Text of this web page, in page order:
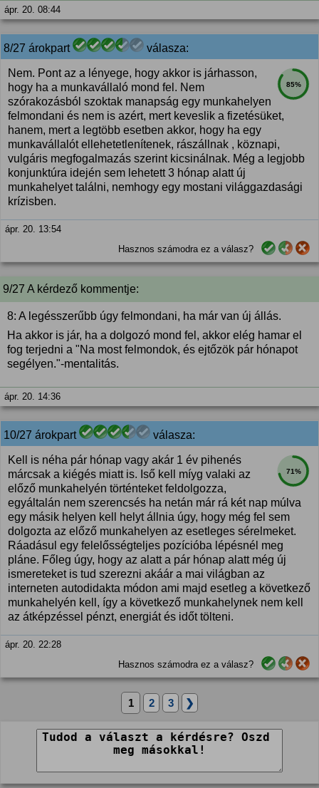
ápr. 20. 08:44
8/27 árokpart válasza:
85%
Nem. Pont az a lényege, hogy akkor is járhasson,
hogy ha a munkavállaló mond fel. Nem
szórakozásból szoktak manapság egy munkahelyen
felmondani és nem is azért, mert keveslik a fizetésüket,
hanem, mert a legtöbb esetben akkor, hogy ha egy
munkavállalót ellehetetlenítenek, rászállnak , köznapi,
vulgáris megfogalmazás szerint kicsinálnak. Még a legjobb
konjunktúra idején sem lehetett 3 hónap alatt új
munkahelyet találni, nemhogy egy mostani világgazdasági
krízisben.
ápr. 20. 13:54
Hasznos számodra ez a válasz?
9/27 A kérdező kommentje:
8: A legésszerűbb úgy felmondani, ha már van új állás.
Ha akkor is jár, ha a dolgozó mond fel, akkor elég hamar el
fog terjedni a "Na most felmondok, és ejtőzök pár hónapot
segélyen."-mentalitás.
ápr. 20. 14:36
10/27 árokpart válasza:
71%
Kell is néha pár hónap vagy akár 1 év pihenés
márcsak a kiégés miatt is. Iső kell míyg valaki az
előző munkahelyén történteket feldolgozza,
egyáltalán nem szerencsés ha netán már rá két nap múlva
egy másik helyen kell helyt állnia úgy, hogy még fel sem
dolgozta az előző munkahelyen az esetleges sérelmeket.
Ráadásul egy felelősségteljes pozícióba lépésnél meg
pláne. Főleg úgy, hogy az alatt a pár hónap alatt még új
ismereteket is tud szerezni akáár a mai világban az
interneten autodidakta módon ami majd esetleg a következő
munkahelyén kell, így a következő munkahelynek nem kell
az átképzéssel pénzt, energiát és időt tölteni.
ápr. 20. 22:28
Hasznos számodra ez a válasz?
1 2 3 ❯